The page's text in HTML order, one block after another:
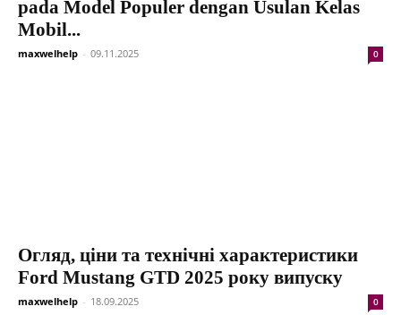
pada Model Populer dengan Usulan Kelas
Mobil...
maxwelhelp - 09.11.2025 0
Огляд, ціни та технічні характеристики
Ford Mustang GTD 2025 року випуску
maxwelhelp - 18.09.2025 0